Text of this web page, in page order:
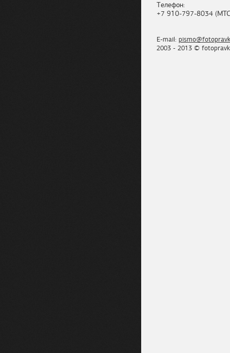
Телефон:
+7 910-797-8034
E-mail:
2003 - 2013 ©